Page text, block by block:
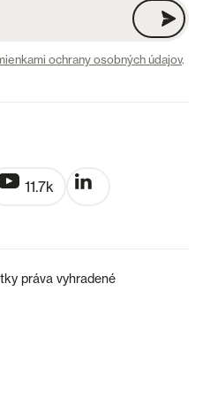
ochrany osobných údajov.
11.7k
práva vyhradené